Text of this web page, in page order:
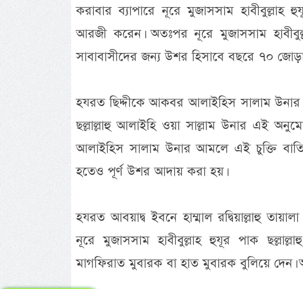
করাবার ব্যাপারে নূরে মুজাসসাম হাবীবুল্লাহ
আরজী করেন। অতঃপর নূরে মুজাসসাম
সাবাবাসীদের জন্য উশর হিসাবে বছরে ৭০
হযরত ছিদ্দীকে আকবর আলাইহিস সালাম
ছল্লাল্লাহু আলাইহি ওয়া সাল্লাম উনার এই
আলাইহিস সালাম উনার আমলে এই চুক্তি
হতেও পূর্ণ উশর আদায় করা হয়।
হযরত আবয়াদ্ব ইবনে হাম্মাল রদ্বিয়াল্লাহু
নূরে মুজাসসাম হাবীবুল্লাহ হুযূর পাক
মাগফিরাত মুবারক বা হাত মুবারক বুলিয়ে দেন।